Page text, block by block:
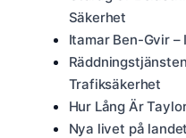
Säkerhet
Itamar Ben-Gvir
Trafiksäkerhet
Hur Lång Är
Nya livet på